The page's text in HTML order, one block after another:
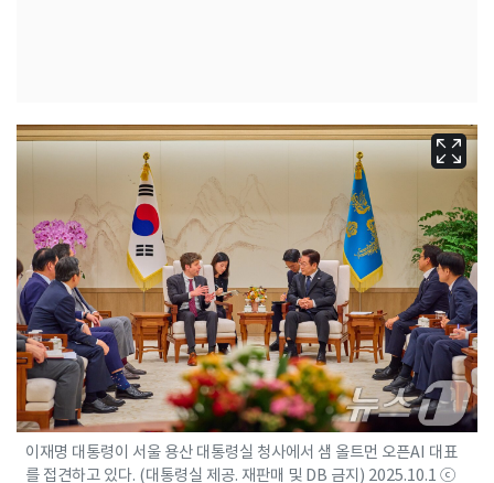
이재명 대통령이 서울 용산 대통령실 청사에서 샘 올트먼 오픈AI 대표
를 접견하고 있다. (대통령실 제공. 재판매 및 DB 금지) 2025.10.1 ⓒ